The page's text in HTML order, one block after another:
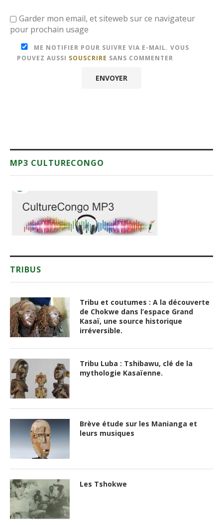
Garder mon email, et siteweb sur ce navigateur
pour prochain usage
ME NOTIFIER POUR SUIVRE VIA E-MAIL. VOUS
POUVEZ AUSSI SOUSCRIRE SANS COMMENTER
MP3 CULTURECONGO
TRIBUS
Tribu et coutumes : A la découverte
de Chokwe dans l’espace Grand
Kasaï, une source historique
irréversible.
Tribu Luba : Tshibawu, clé de la
mythologie Kasaïenne.
Brève étude sur les Manianga et
leurs musiques
Les Tshokwe